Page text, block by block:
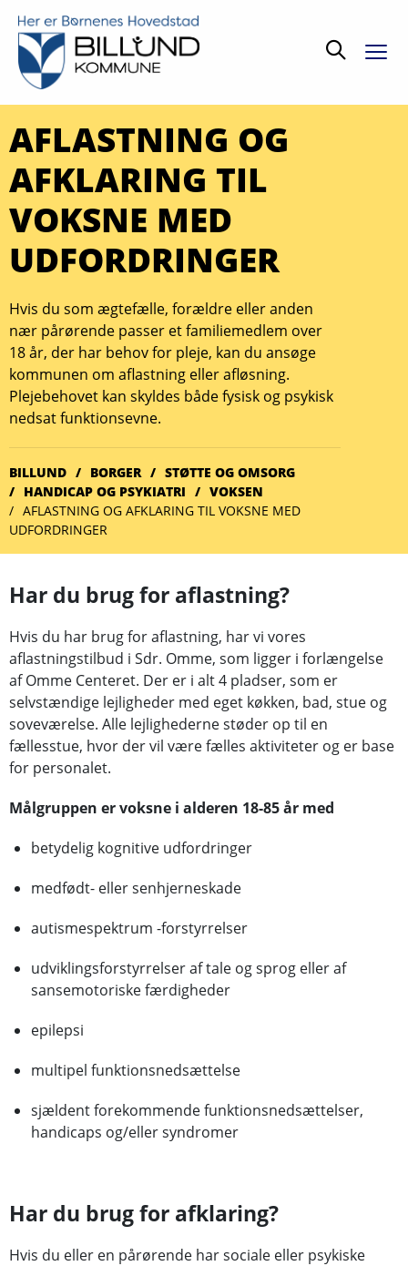
Søg
AFLASTNING OG
AFKLARING TIL
VOKSNE MED
UDFORDRINGER
Hvis du som ægtefælle, forældre eller anden
nær pårørende passer et familiemedlem over
18 år, der har behov for pleje, kan du ansøge
kommunen om aflastning eller afløsning.
Plejebehovet kan skyldes både fysisk og psykisk
nedsat funktionsevne.
BILLUND BORGER
STØTTE OG OMSORG
HANDICAP OG PSYKIATRI
VOKSEN
AFLASTNING OG AFKLARING TIL VOKSNE MED
UDFORDRINGER
Har du brug for aflastning?
Hvis du har brug for aflastning, har vi vores
aflastningstilbud i Sdr. Omme, som ligger i forlængelse
af Omme Centeret. Der er i alt 4 pladser, som er
selvstændige lejligheder med eget køkken, bad, stue og
soveværelse. Alle lejlighederne støder op til en
fællesstue, hvor der vil være fælles aktiviteter og er base
for personalet.
Målgruppen er voksne i alderen 18-85 år med
betydelig kognitive udfordringer
medfødt- eller senhjerneskade
autismespektrum -forstyrrelser
udviklingsforstyrrelser af tale og sprog eller af
sansemotoriske færdigheder
epilepsi
multipel funktionsnedsættelse
sjældent forekommende funktionsnedsættelser,
handicaps og/eller syndromer
Har du brug for afklaring?
Hvis du eller en pårørende har sociale eller psykiske